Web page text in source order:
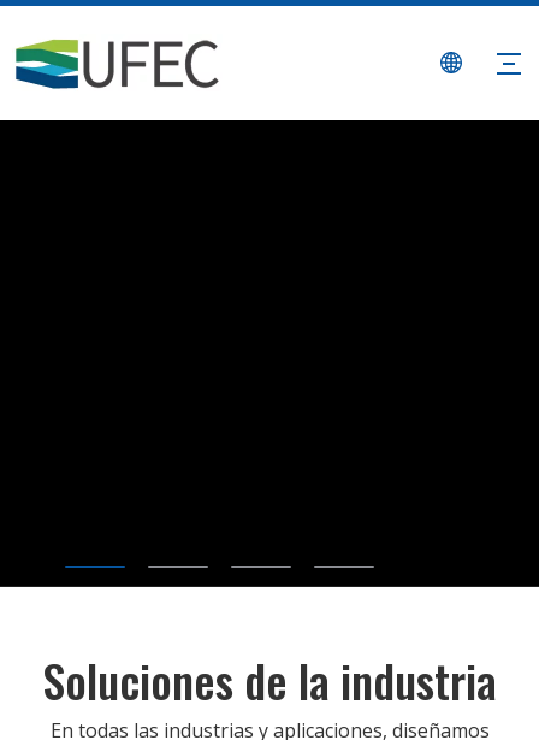
Soluciones de la industria
En todas las industrias y aplicaciones, diseñamos